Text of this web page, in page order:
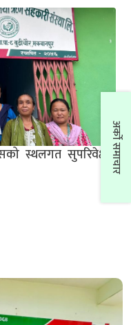
अर्को समाचार
व्यवसाय खेल तालिम
लागि कृषक व्यवसाय
स्थलगत सुपरिवेक्षण